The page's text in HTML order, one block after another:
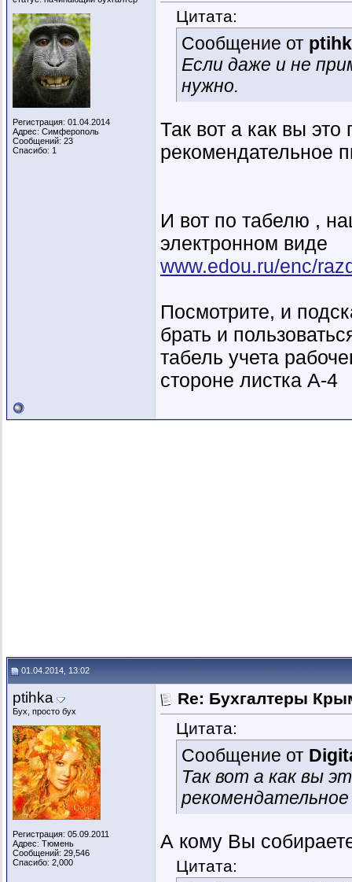
Регистрация: 01.04.2014
Адрес: Симферополь
Сообщений: 23
Спасибо: 1
Цитата:
Сообщение от
Если даже и не
нужно.
Так вот а как вы
рекомендательное
И вот по табелю ,
электронном виде
www.edou.ru/enc/
Посмотрите, и
брать и
табель учета
стороне листка А-4
01.04.2014, 13:02
ptihka
Бух, просто бух
Регистрация: 05.09.2011
Адрес: Тюмень
Сообщений: 29,546
Спасибо: 2,000
Re: Бухгалтеры
Цитата:
Сообщение от
Так вот а как вы
А кому Вы
Цитата: